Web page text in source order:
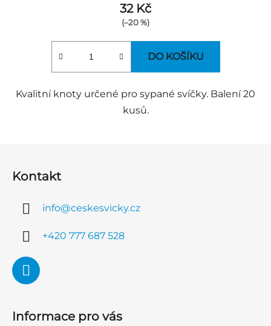
32 Kč
(–20 %)
DO KOŠÍKU
Kvalitní knoty určené pro sypané svíčky. Balení 20
kusů.
Kontakt
info@ceskesvicky.cz
+420 777 687 528
Informace pro vás